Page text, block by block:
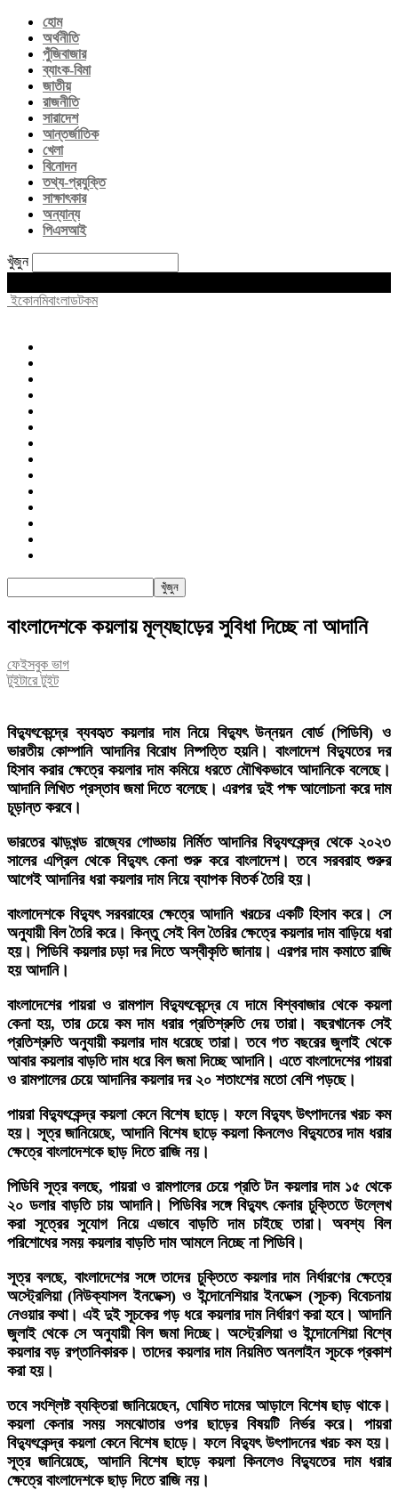
হোম
অর্থনীতি
পুঁজিবাজার
ব্যাংক-বিমা
জাতীয়
রাজনীতি
সারাদেশ
আন্তর্জাতিক
খেলা
বিনোদন
তথ্য-প্রযুক্তি
সাক্ষাৎকার
অন্যান্য
পিএসআই
খুঁজুন
ইকোনমিবাংলাডটকম
বাংলাদেশকে কয়লায় মূল্যছাড়ের সুবিধা দিচ্ছে না আদানি
ফেইসবুক ভাগ
টুইটারে টুইট
বিদ্যুৎকেন্দ্রে ব্যবহৃত কয়লার দাম নিয়ে বিদ্যুৎ উন্নয়ন বোর্ড (পিডিবি) ও
ভারতীয় কোম্পানি আদানির বিরোধ নিষ্পত্তি হয়নি। বাংলাদেশ বিদ্যুতের দর
হিসাব করার ক্ষেত্রে কয়লার দাম কমিয়ে ধরতে মৌখিকভাবে আদানিকে বলেছে।
আদানি লিখিত প্রস্তাব জমা দিতে বলেছে। এরপর দুই পক্ষ আলোচনা করে দাম
চূড়ান্ত করবে।
ভারতের ঝাড়খন্ড রাজ্যের গোড্ডায় নির্মিত আদানির বিদ্যুৎকেন্দ্র থেকে ২০২৩
সালের এপ্রিল থেকে বিদ্যুৎ কেনা শুরু করে বাংলাদেশ। তবে সরবরাহ শুরুর
আগেই আদানির ধরা কয়লার দাম নিয়ে ব্যাপক বিতর্ক তৈরি হয়।
বাংলাদেশকে বিদ্যুৎ সরবরাহের ক্ষেত্রে আদানি খরচের একটি হিসাব করে। সে
অনুযায়ী বিল তৈরি করে। কিন্তু সেই বিল তৈরির ক্ষেত্রে কয়লার দাম বাড়িয়ে ধরা
হয়। পিডিবি কয়লার চড়া দর দিতে অস্বীকৃতি জানায়। এরপর দাম কমাতে রাজি
হয় আদানি।
বাংলাদেশের পায়রা ও রামপাল বিদ্যুৎকেন্দ্রে যে দামে বিশ্ববাজার থেকে কয়লা
কেনা হয়, তার চেয়ে কম দাম ধরার প্রতিশ্রুতি দেয় তারা। বছরখানেক সেই
প্রতিশ্রুতি অনুযায়ী কয়লার দাম ধরেছে তারা। তবে গত বছরের জুলাই থেকে
আবার কয়লার বাড়তি দাম ধরে বিল জমা দিচ্ছে আদানি। এতে বাংলাদেশের পায়রা
ও রামপালের চেয়ে আদানির কয়লার দর ২০ শতাংশের মতো বেশি পড়ছে।
পায়রা বিদ্যুৎকেন্দ্র কয়লা কেনে বিশেষ ছাড়ে। ফলে বিদ্যুৎ উৎপাদনের খরচ কম
হয়। সূত্র জানিয়েছে, আদানি বিশেষ ছাড়ে কয়লা কিনলেও বিদ্যুতের দাম ধরার
ক্ষেত্রে বাংলাদেশকে ছাড় দিতে রাজি নয়।
পিডিবি সূত্র বলছে, পায়রা ও রামপালের চেয়ে প্রতি টন কয়লার দাম ১৫ থেকে
২০ ডলার বাড়তি চায় আদানি। পিডিবির সঙ্গে বিদ্যুৎ কেনার চুক্তিতে উল্লেখ
করা সূত্রের সুযোগ নিয়ে এভাবে বাড়তি দাম চাইছে তারা। অবশ্য বিল
পরিশোধের সময় কয়লার বাড়তি দাম আমলে নিচ্ছে না পিডিবি।
সূত্র বলছে, বাংলাদেশের সঙ্গে তাদের চুক্তিতে কয়লার দাম নির্ধারণের ক্ষেত্রে
অস্ট্রেলিয়া (নিউক্যাসল ইনডেক্স) ও ইন্দোনেশিয়ার ইনডেক্স (সূচক) বিবেচনায়
নেওয়ার কথা। এই দুই সূচকের গড় ধরে কয়লার দাম নির্ধারণ করা হবে। আদানি
জুলাই থেকে সে অনুযায়ী বিল জমা দিচ্ছে। অস্ট্রেলিয়া ও ইন্দোনেশিয়া বিশ্বে
কয়লার বড় রপ্তানিকারক। তাদের কয়লার দাম নিয়মিত অনলাইন সূচকে প্রকাশ
করা হয়।
তবে সংশ্লিষ্ট ব্যক্তিরা জানিয়েছেন, ঘোষিত দামের আড়ালে বিশেষ ছাড় থাকে।
কয়লা কেনার সময় সমঝোতার ওপর ছাড়ের বিষয়টি নির্ভর করে। পায়রা
বিদ্যুৎকেন্দ্র কয়লা কেনে বিশেষ ছাড়ে। ফলে বিদ্যুৎ উৎপাদনের খরচ কম হয়।
সূত্র জানিয়েছে, আদানি বিশেষ ছাড়ে কয়লা কিনলেও বিদ্যুতের দাম ধরার
ক্ষেত্রে বাংলাদেশকে ছাড় দিতে রাজি নয়।